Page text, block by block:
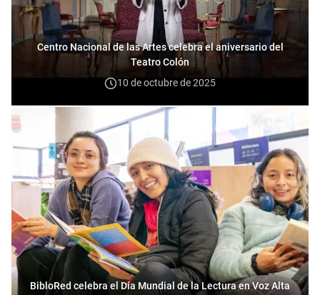
Centro Nacional de las Artes celebra el aniversario del
Teatro Colón
10 de octubre de 2025
BibloRed celebra el Día Mundial de la Lectura en Voz Alta